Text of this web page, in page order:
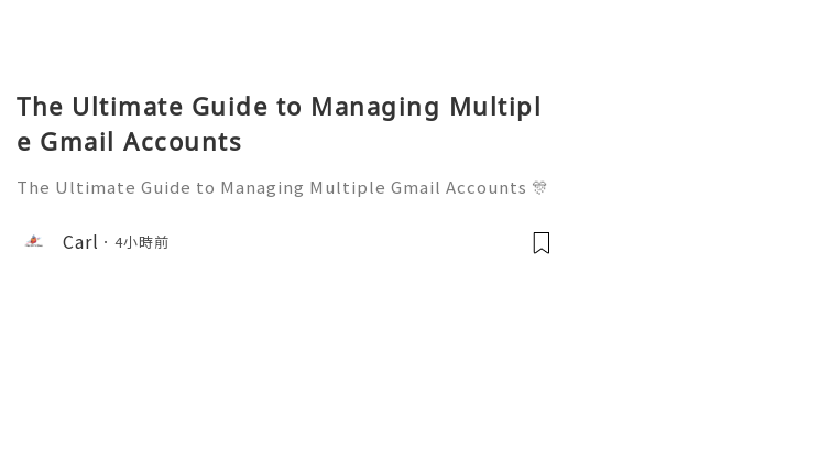
The Ultimate Guide to Managing Multipl
e Gmail Accounts
The Ultimate Guide to Managing Multiple Gmail Accounts 🎊
any questions? Feel free to contact us anytime for assistanc
e! ➥ Our support team is available 24/7 for q
Carl 4小時前